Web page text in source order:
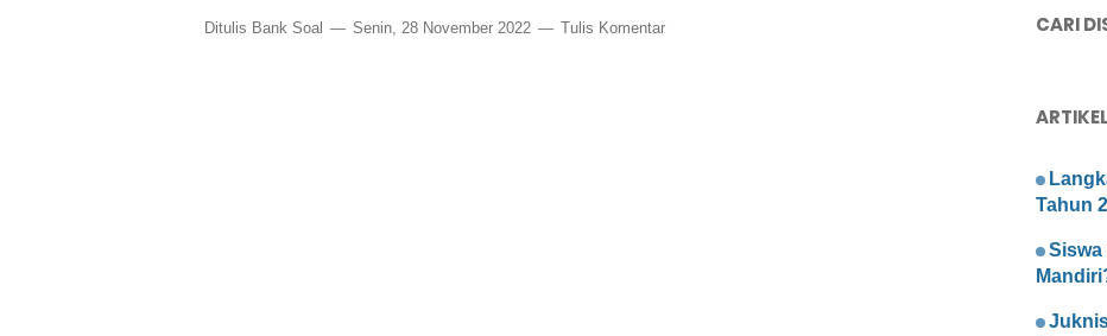
Ditulis Bank Soal Senin, 28 November 2022 Tulis Komentar CARI
Tahun
Siswa